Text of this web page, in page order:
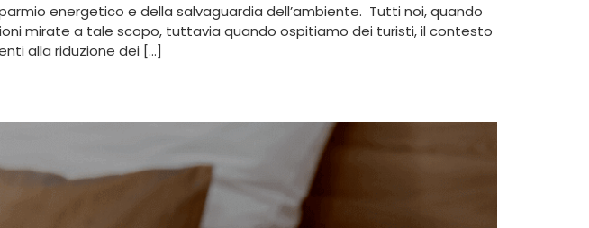
energetico e della salvaguardia dell’ambiente. Tutti noi, quando
mirate a tale scopo, tuttavia quando ospitiamo dei turisti, il contesto
alla riduzione dei […]